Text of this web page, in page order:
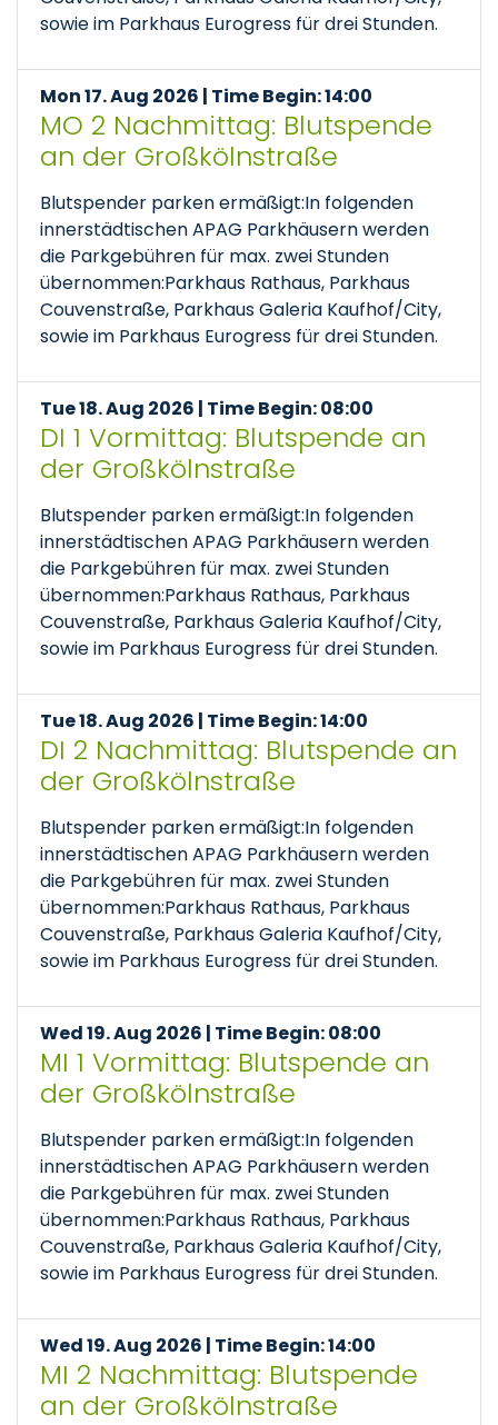
sowie im Parkhaus Eurogress für drei Stunden.
Mon 17. Aug 2026 | Time Begin: 14:00
MO 2 Nachmittag: Blutspende
an der Großkölnstraße
Blutspender parken ermäßigt:In folgenden
innerstädtischen APAG Parkhäusern werden
die Parkgebühren für max. zwei Stunden
übernommen:Parkhaus Rathaus, Parkhaus
Couvenstraße, Parkhaus Galeria Kaufhof/City,
sowie im Parkhaus Eurogress für drei Stunden.
Tue 18. Aug 2026 | Time Begin: 08:00
DI 1 Vormittag: Blutspende an
der Großkölnstraße
Blutspender parken ermäßigt:In folgenden
innerstädtischen APAG Parkhäusern werden
die Parkgebühren für max. zwei Stunden
übernommen:Parkhaus Rathaus, Parkhaus
Couvenstraße, Parkhaus Galeria Kaufhof/City,
sowie im Parkhaus Eurogress für drei Stunden.
Tue 18. Aug 2026 | Time Begin: 14:00
DI 2 Nachmittag: Blutspende an
der Großkölnstraße
Blutspender parken ermäßigt:In folgenden
innerstädtischen APAG Parkhäusern werden
die Parkgebühren für max. zwei Stunden
übernommen:Parkhaus Rathaus, Parkhaus
Couvenstraße, Parkhaus Galeria Kaufhof/City,
sowie im Parkhaus Eurogress für drei Stunden.
Wed 19. Aug 2026 | Time Begin: 08:00
MI 1 Vormittag: Blutspende an
der Großkölnstraße
Blutspender parken ermäßigt:In folgenden
innerstädtischen APAG Parkhäusern werden
die Parkgebühren für max. zwei Stunden
übernommen:Parkhaus Rathaus, Parkhaus
Couvenstraße, Parkhaus Galeria Kaufhof/City,
sowie im Parkhaus Eurogress für drei Stunden.
Wed 19. Aug 2026 | Time Begin: 14:00
MI 2 Nachmittag: Blutspende
an der Großkölnstraße